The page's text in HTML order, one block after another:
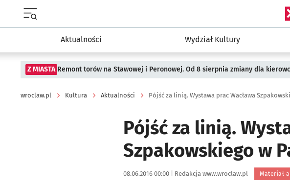
Aktualności Wydział Kultury
Z MIASTA Remont torów na Stawowej i Peronowej. Od 8 sierpnia zmiany dla
wroclaw.pl Kultura Aktualności Pójść za linią. Wystawa prac Wacława
Pójść za linią.
Szpakowskiego w
Data publikacji:
08.06.2016 00:00 | Autor:
Redakcja www.wroclaw.pl Materiał